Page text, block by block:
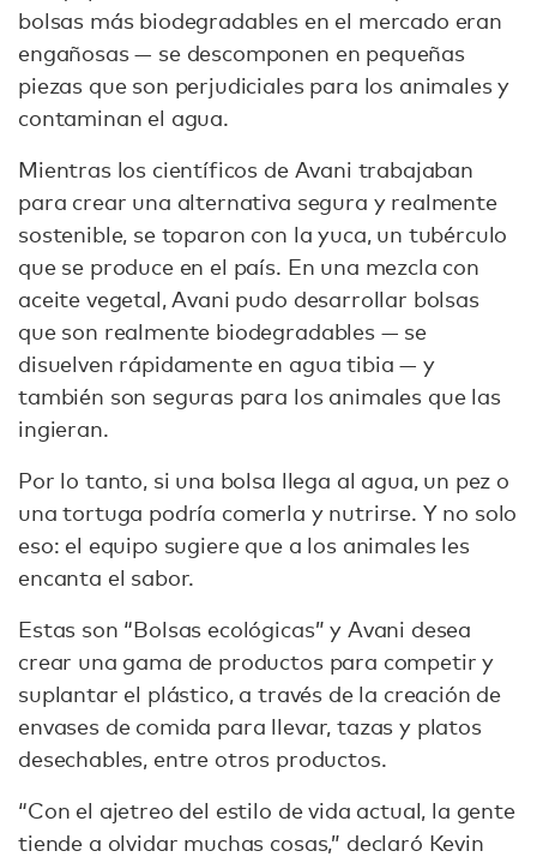
bolsas más biodegradables en el mercado eran
engañosas — se descomponen en pequeñas
piezas que son perjudiciales para los animales y
contaminan el agua.
Mientras los científicos de Avani trabajaban
para crear una alternativa segura y realmente
sostenible, se toparon con la yuca, un tubérculo
que se produce en el país. En una mezcla con
aceite vegetal, Avani pudo desarrollar bolsas
que son realmente biodegradables — se
disuelven rápidamente en agua tibia — y
también son seguras para los animales que las
ingieran.
Por lo tanto, si una bolsa llega al agua, un pez o
una tortuga podría comerla y nutrirse. Y no solo
eso: el equipo sugiere que a los animales les
encanta el sabor.
Estas son “Bolsas ecológicas” y Avani desea
crear una gama de productos para competir y
suplantar el plástico, a través de la creación de
envases de comida para llevar, tazas y platos
desechables, entre otros productos.
“Con el ajetreo del estilo de vida actual, la gente
tiende a olvidar muchas cosas,” declaró Kevin